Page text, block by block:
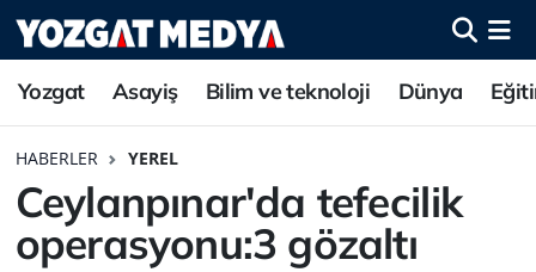
Yozgat Asayiş Bilim ve teknoloji Dünya
HABERLER YEREL
Ceylanpınar'da tefecilik
operasyonu:3 gözaltı